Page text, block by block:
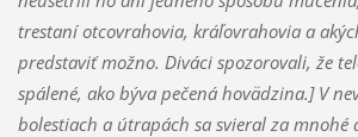
trestaní otcovrahovia, kráľovrahovia a
predstaviť možno. Diváci spozorovali, že
spálené, ako býva pečená hovädzina.] V
bolestiach a útrapách sa svieral za